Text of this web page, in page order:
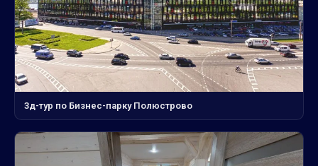
3д-тур по Бизнес-парку Полюстрово